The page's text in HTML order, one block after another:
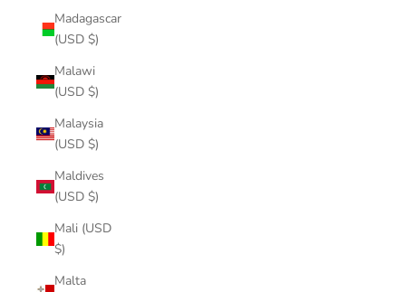
Madagascar
(USD $)
Malawi
(USD $)
Malaysia
(USD $)
Maldives
(USD $)
Mali (USD
$)
Malta